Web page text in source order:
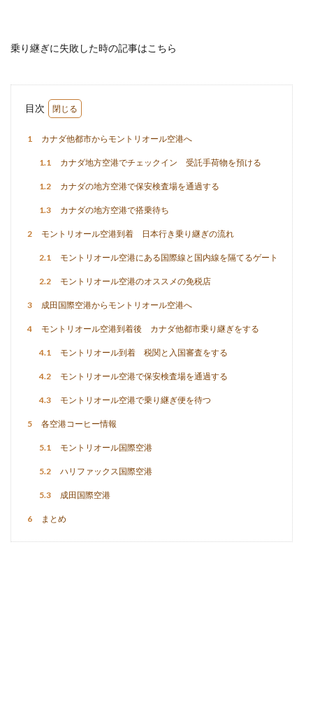
乗り継ぎに失敗した時の記事はこちら
目次
1 カナダ他都市からモントリオール空港へ
1.1 カナダ地方空港でチェックイン 受託手荷物を預ける
1.2 カナダの地方空港で保安検査場を通過する
1.3 カナダの地方空港で搭乗待ち
2 モントリオール空港到着 日本行き乗り継ぎの流れ
2.1 モントリオール空港にある国際線と国内線を隔てるゲート
2.2 モントリオール空港のオススメの免税店
3 成田国際空港からモントリオール空港へ
4 モントリオール空港到着後 カナダ他都市乗り継ぎをする
4.1 モントリオール到着 税関と入国審査をする
4.2 モントリオール空港で保安検査場を通過する
4.3 モントリオール空港で乗り継ぎ便を待つ
5 各空港コーヒー情報
5.1 モントリオール国際空港
5.2 ハリファックス国際空港
5.3 成田国際空港
6 まとめ